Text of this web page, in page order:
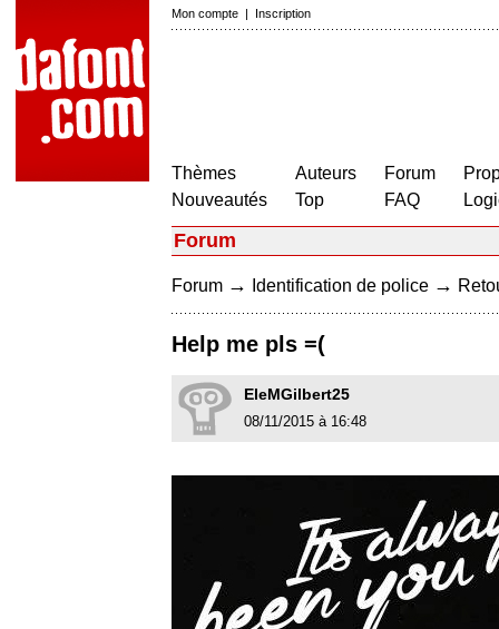
Mon compte | Inscription
Thèmes
Nouveautés
Auteurs
Top
Forum
FAQ
Forum
Forum → Identification de police →
Help me pls =(
EleMGilbert25
08/11/2015 à 16:48